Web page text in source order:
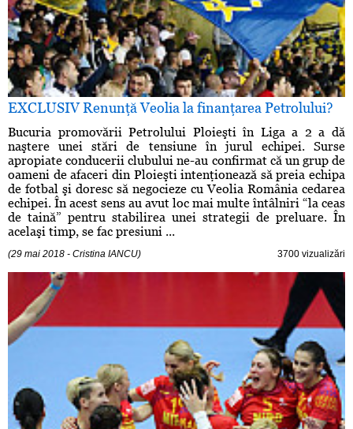
EXCLUSIV Renunţă Veolia la finanţarea Petrolului?
Bucuria promovării Petrolului Ploieşti în Liga a 2 a dă
naştere unei stări de tensiune în jurul echipei. Surse
apropiate conducerii clubului ne-au confirmat că un grup de
oameni de afaceri din Ploieşti intenţionează să preia echipa
de fotbal şi doresc să negocieze cu Veolia România cedarea
echipei. În acest sens au avut loc mai multe întâlniri “la ceas
de taină” pentru stabilirea unei strategii de preluare. În
acelaşi timp, se fac presiuni ...
(29 mai 2018 - Cristina IANCU) 3700 vizualizări